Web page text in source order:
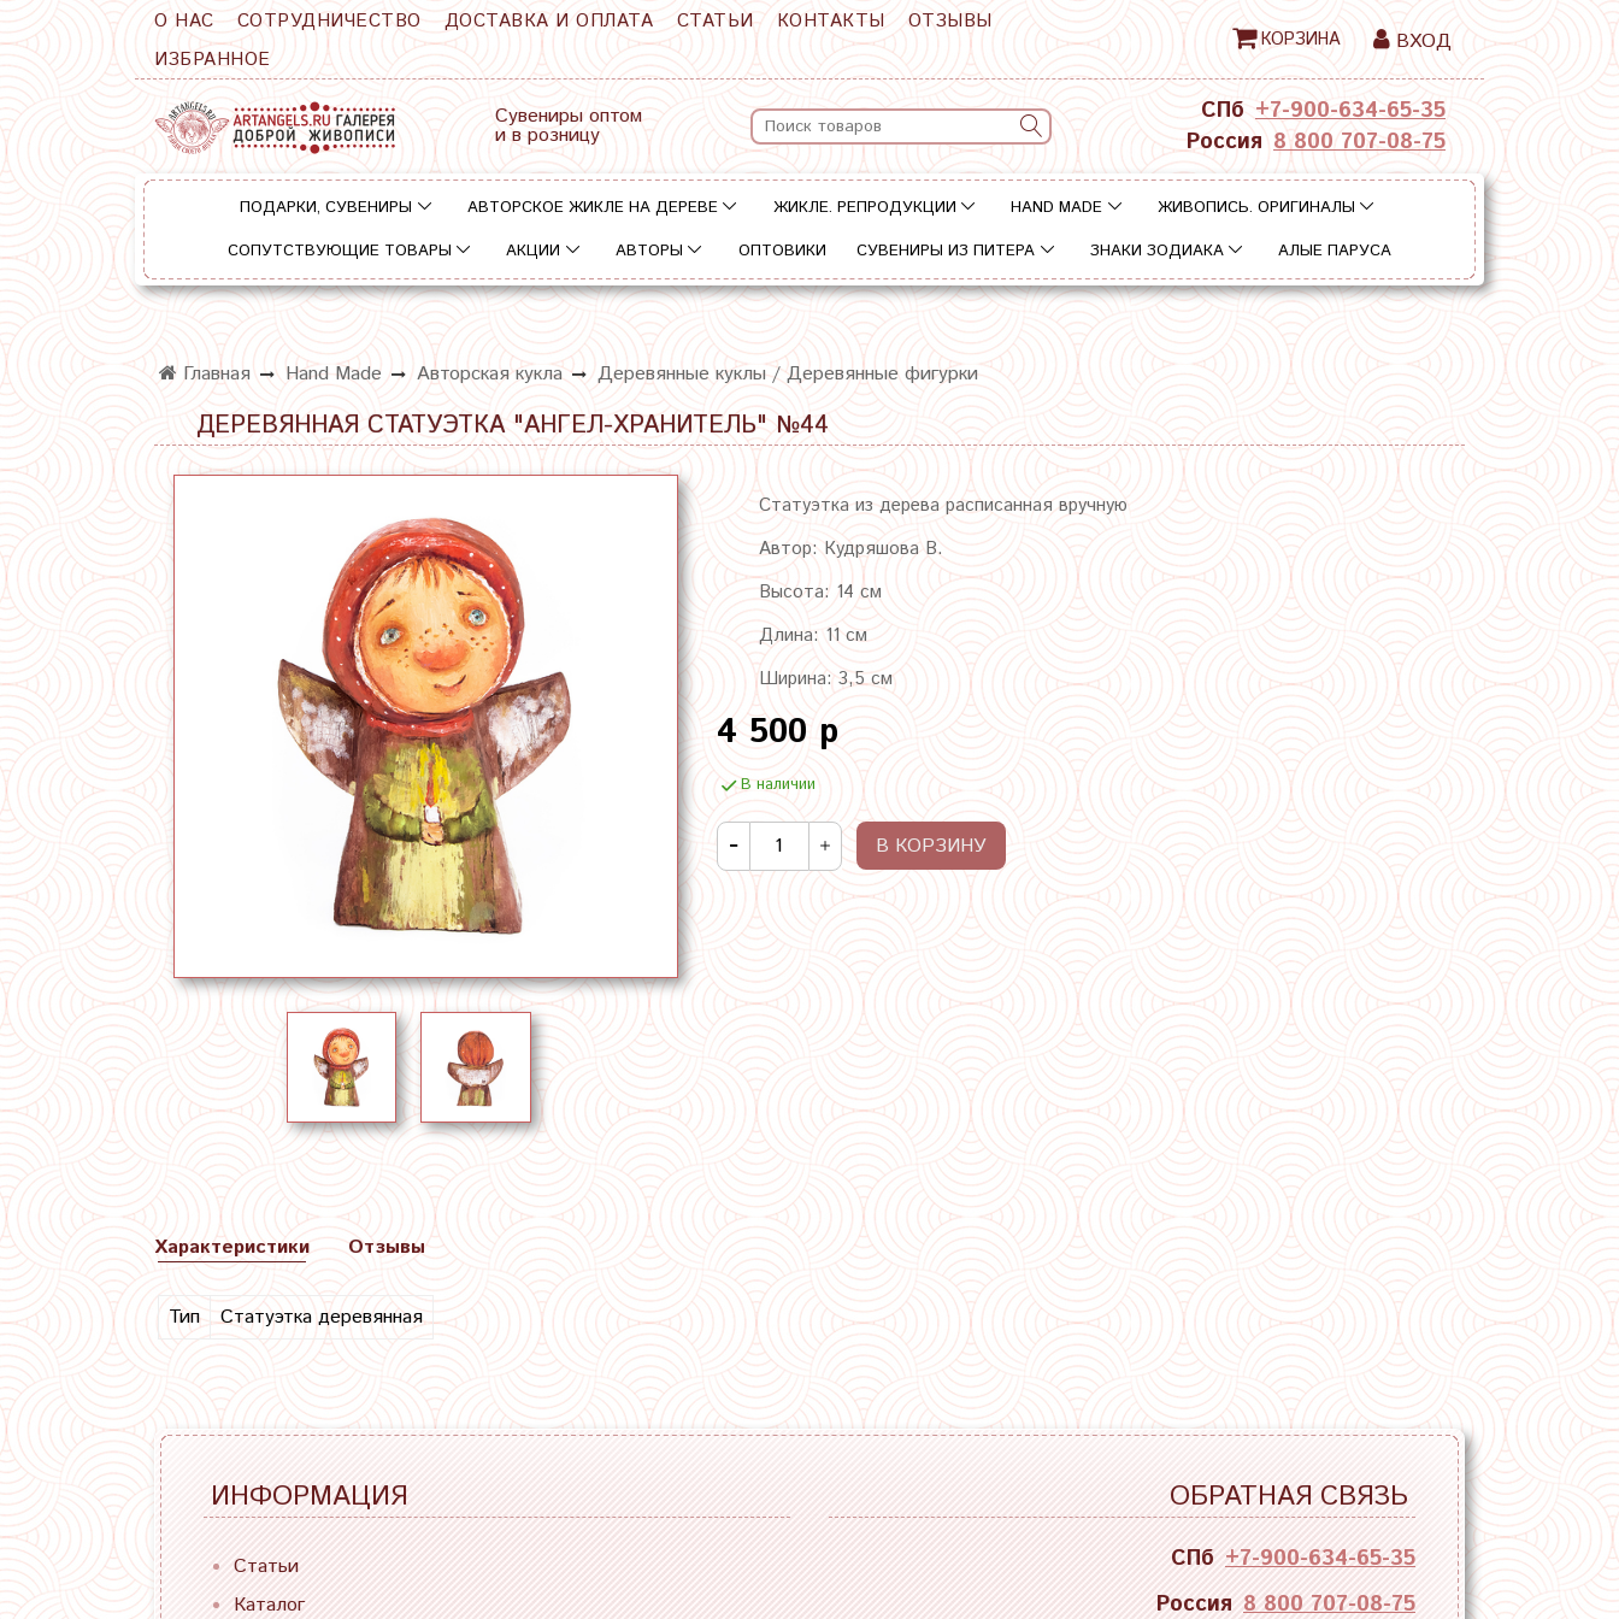
О НАС СОТРУДНИЧЕСТВО ДОСТАВКА И ОПЛАТА СТАТЬИ КОНТАКТЫ
ОТЗЫВЫ
ИЗБРАННОЕ
КОРЗИНА ВХОД
Сувениры оптом
и в розницу
СПб +7-900-634-65-35
Россия 8 800 707-08-75
ПОДАРКИ, СУВЕНИРЫ АВТОРСКОЕ ЖИКЛЕ НА ДЕРЕВЕ ЖИКЛЕ. РЕПРОДУКЦИИ HAND MADE
ЖИВОПИСЬ. ОРИГИНАЛЫ
СОПУТСТВУЮЩИЕ ТОВАРЫ
АКЦИИ АВТОРЫ ОПТОВИКИ СУВЕНИРЫ ИЗ ПИТЕРА ЗНАКИ ЗОДИАКА АЛЫЕ ПАРУСА
Главная Hand Made Авторская кукла Деревянные куклы / Деревянные фигурки
ДЕРЕВЯННАЯ СТАТУЭТКА "АНГЕЛ-ХРАНИТЕЛЬ" №44
Статуэтка из дерева расписанная вручную
Автор: Кудряшова В.
Высота: 14 см
Длина: 11 см
Ширина: 3,5 см
4 500 р
В наличии
В КОРЗИНУ
Характеристики
Тип Статуэтка деревянная
Отзывы
ИНФОРМАЦИЯ
Статьи
Каталог
ОБРАТНАЯ СВЯЗЬ
СПб +7-900-634-65-35
Россия 8 800 707-08-75